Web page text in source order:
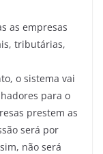
as empresas
tributárias,
o sistema vai
para o
prestem as
será por
não será